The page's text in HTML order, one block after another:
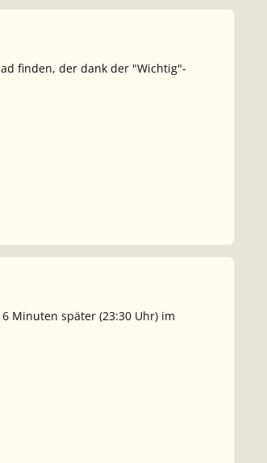
finden, der dank der "Wichtig"-
Minuten später (23:30 Uhr) im